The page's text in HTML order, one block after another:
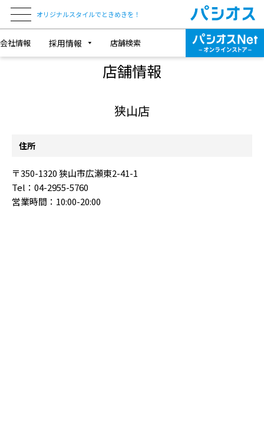
オリジナルスタイルでときめきを！
会社情報 採用情報 店舗検索
SHOP INFORMATION
店舗情報
狭山店
住所
〒350-1320 狭山市広瀬東2-41-1
Tel：04-2955-5760
営業時間：10:00-20:00